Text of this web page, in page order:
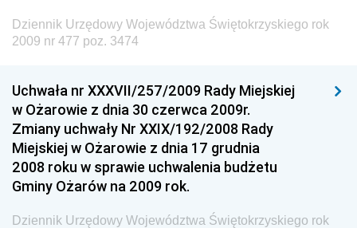
Dziennik Urzędowy Ministra Budownictwa
Dziennik Urzędowy Ministra Nauki i Szkolnictwa
Dziennik Urzędowy Głównego Urzędu Miar
Dziennik Urzędowy Ministra Rolnictwa i Rozwoju Wsi
Dziennik Urzędowy Ministra Edukacji Narodowej i
Sportu
Dziennik Urzędowy Ministra Edukacji i Nauki
Dziennik Urzędowy Ministra Edukacji Narodowej
Dziennik Urzędowy Województwa Świętokrzyskiego rok
2009 nr 477 poz. 3474
Uchwała nr XXXVII/257/2009 Rady Miejskiej
w Ożarowie z dnia 30 czerwca 2009r.
Zmiany uchwały Nr XXIX/192/2008 Rady
Miejskiej w Ożarowie z dnia 17 grudnia
2008 roku w sprawie uchwalenia budżetu
Gminy Ożarów na 2009 rok.
Dziennik Urzędowy Województwa Świętokrzyskiego rok